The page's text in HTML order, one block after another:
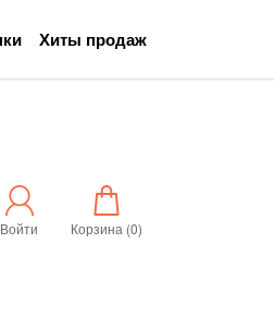
Хиты продаж
Войти Корзина (0)